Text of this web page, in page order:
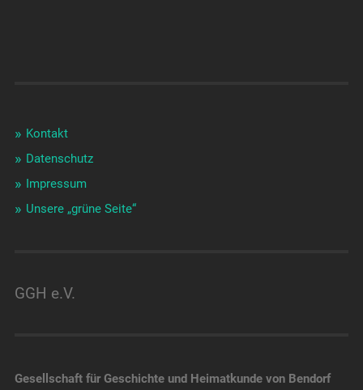
Kontakt
Datenschutz
Impressum
Unsere „grüne Seite“
GGH e.V.
Gesellschaft für Geschichte und Heimatkunde von Bendorf